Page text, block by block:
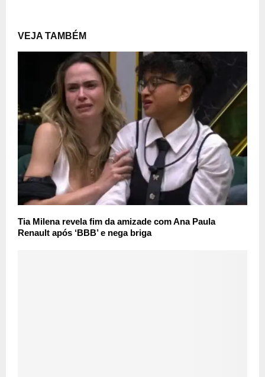
VEJA TAMBÉM
Tia Milena revela fim da amizade com Ana Paula
Renault após ‘BBB’ e nega briga